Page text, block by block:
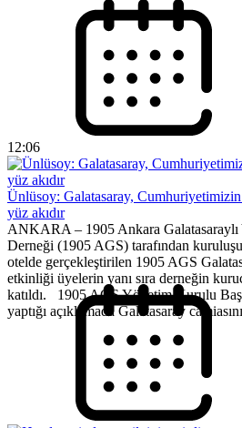
12:06
Ünlüsoy: Galatasaray,
yüz akıdır
ANKARA – 1905 Ankara Galatasaraylı
Derneği (1905 AGS) tarafından
otelde gerçekleştirilen 1905 AGS
etkinliği üyelerin yanı sıra derneğin
katıldı. 1905 AGS Yönetim Kurulu
yaptığı açıklamada Galatasaray